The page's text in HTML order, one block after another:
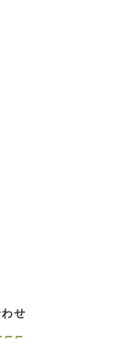
せ